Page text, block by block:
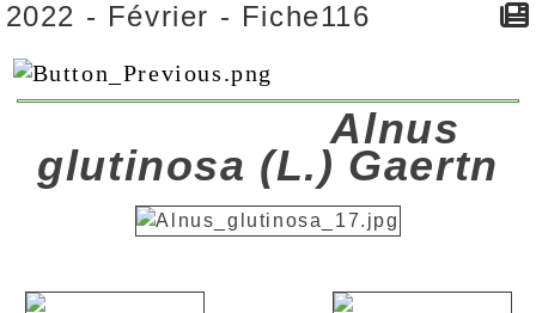
2022 - Février - Fiche116
Alnus
glutinosa (L.) Gaertn